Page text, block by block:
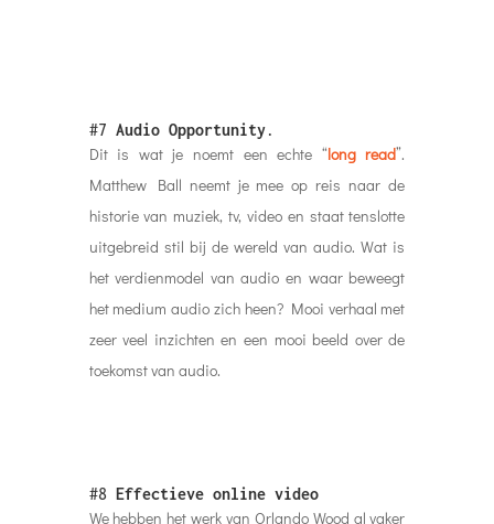
#7 Audio Opportunity.
Dit is wat je noemt een echte “long read”.
Matthew Ball neemt je mee op reis naar de
historie van muziek, tv, video en staat tenslotte
uitgebreid stil bij de wereld van audio. Wat is
het verdienmodel van audio en waar beweegt
het medium audio zich heen? Mooi verhaal met
zeer veel inzichten en een mooi beeld over de
toekomst van audio.
#8 Effectieve online video
We hebben het werk van Orlando Wood al vaker